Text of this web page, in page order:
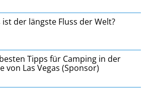
ist der längste Fluss der Welt?
Tipps für Camping in der
von Las Vegas (Sponsor)